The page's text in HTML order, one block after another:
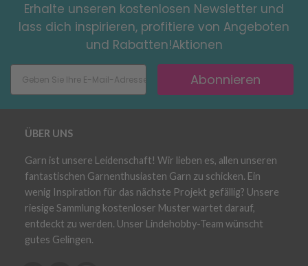
Erhalte unseren kostenlosen Newsletter und
lass dich inspirieren, profitiere von Angeboten
und Rabatten!Aktionen
Abonnieren
ÜBER UNS
Garn ist unsere Leidenschaft! Wir lieben es, allen unseren
fantastischen Garnenthusiasten Garn zu schicken. Ein
wenig Inspiration für das nächste Projekt gefällig? Unsere
riesige Sammlung kostenloser Muster wartet darauf,
entdeckt zu werden. Unser Lindehobby-Team wünscht
gutes Gelingen.